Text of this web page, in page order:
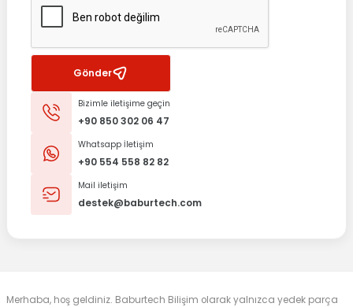
Gönder
Bizimle iletişime geçin
+90 850 302 06 47
Whatsapp İletişim
+90 554 558 82 82
Mail iletişim
destek@baburtech.com
Merhaba, hoş geldiniz. Baburtech Bilişim olarak yalnızca yedek parça